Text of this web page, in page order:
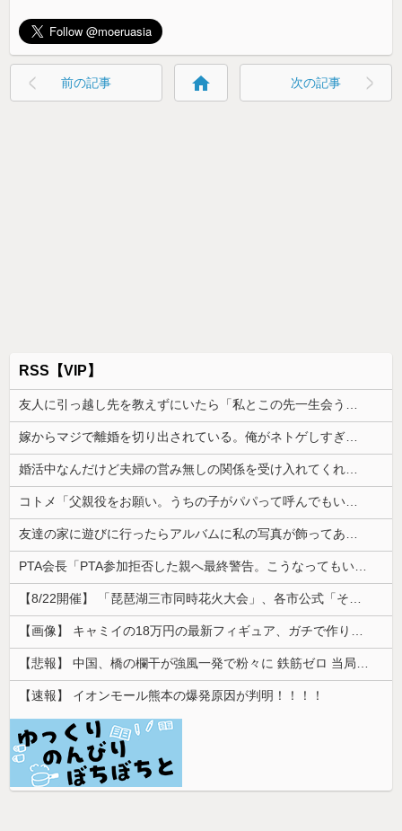
前の記事 home 次の記事
RSS【VIP】
【速報】 イオンモール熊本の爆発原因が判明！！！！